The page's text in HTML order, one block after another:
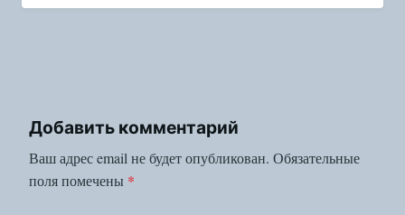
Добавить комментарий
Ваш адрес email не будет опубликован. Обязательные
поля помечены *